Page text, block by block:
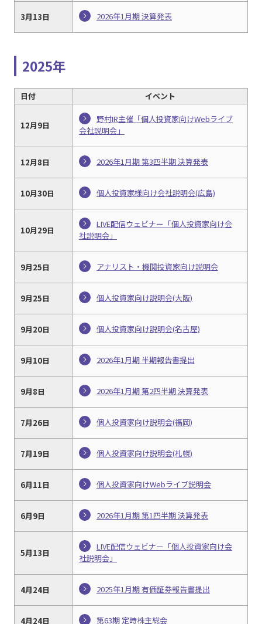
3月13日 2026年1月期 決算発表
2025年
日付 イベント
12月9日
野村IR主催「個人投資家向けWebライブ
会社説明会」
12月8日 2026年1月期 第3四半期 決算発表
10月30日 個人投資家様向け会社説明会(広島)
10月29日
LIVE配信ウェビナー「個人投資家向け会
社説明会」
9月25日 アナリスト・機関投資家向け説明会
9月25日 個人投資家向け説明会(大阪)
9月20日 個人投資家向け説明会(名古屋)
9月10日 2026年1月期 半期報告書提出
9月8日 2026年1月期 第2四半期 決算発表
7月26日 個人投資家向け説明会(福岡)
7月19日 個人投資家向け説明会(札幌)
6月11日 個人投資家向けWebライブ説明会
6月9日 2026年1月期 第1四半期 決算発表
5月13日
LIVE配信ウェビナー「個人投資家向け会
社説明会」
4月24日 2025年1月期 有価証券報告書提出
4月24日 第63期 定時株主総会